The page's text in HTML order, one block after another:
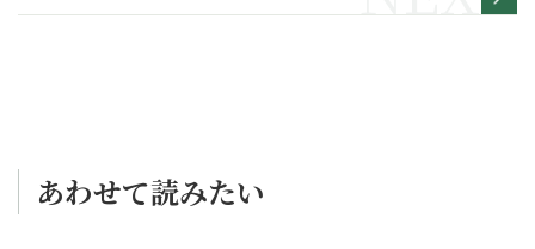
あわせて読みたい